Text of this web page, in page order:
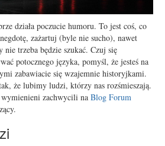
działa poczucie humoru. To jest coś, co
zażartuj (byle nie sucho), nawet
nie trzeba będzie szukać. Czuj się
potocznego języka, pomyśl, że jesteś na
zabawiacie się wzajemnie historyjkami.
że lubimy ludzi, którzy nas rozśmieszają.
wymienieni zachwycili na Blog Forum